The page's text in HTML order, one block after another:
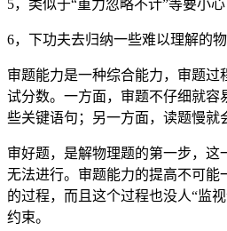
5，类似于“重力忽略不计”等要小心
6，下功夫去归纳一些难以理解的物
审题能力是一种综合能力，审题过
试分数。一方面，审题不仔细就容
些关键语句；另一方面，读题慢就
审好题，是解物理题的第一步，这
无法进行。审题能力的提高不可能
的过程，而且这个过程也没人“监
约束。